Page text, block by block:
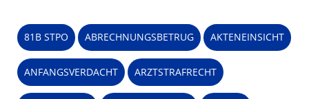
81B STPO ABRECHNUNGSBETRUG AKTENEINSICHT
ANFANGSVERDACHT ARZTSTRAFRECHT